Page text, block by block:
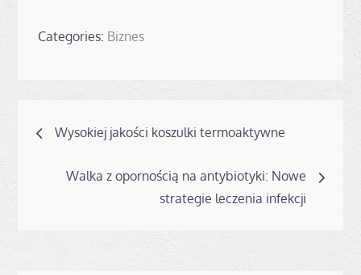
Categories: Biznes
Nawigacja
wpisu
Wysokiej jakości koszulki termoaktywne
Walka z opornością na antybiotyki: Nowe
strategie leczenia infekcji